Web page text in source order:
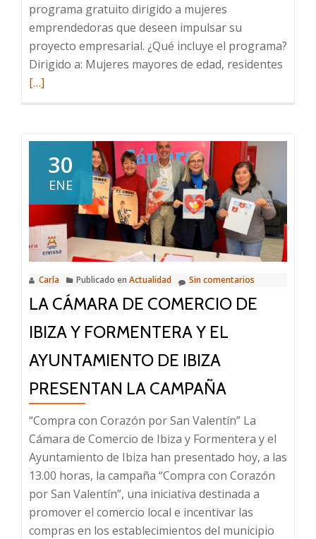
programa gratuito dirigido a mujeres
emprendedoras que deseen impulsar su
proyecto empresarial. ¿Qué incluye el programa?
Dirigido a: Mujeres mayores de edad, residentes
[…]
30
ENE
Carla Publicado en Actualidad Sin comentarios
LA CÁMARA DE COMERCIO DE
IBIZA Y FORMENTERA Y EL
AYUNTAMIENTO DE IBIZA
PRESENTAN LA CAMPAÑA
“Compra con Corazón por San Valentín” La
Cámara de Comercio de Ibiza y Formentera y el
Ayuntamiento de Ibiza han presentado hoy, a las
13.00 horas, la campaña “Compra con Corazón
por San Valentín”, una iniciativa destinada a
promover el comercio local e incentivar las
compras en los establecimientos del municipio